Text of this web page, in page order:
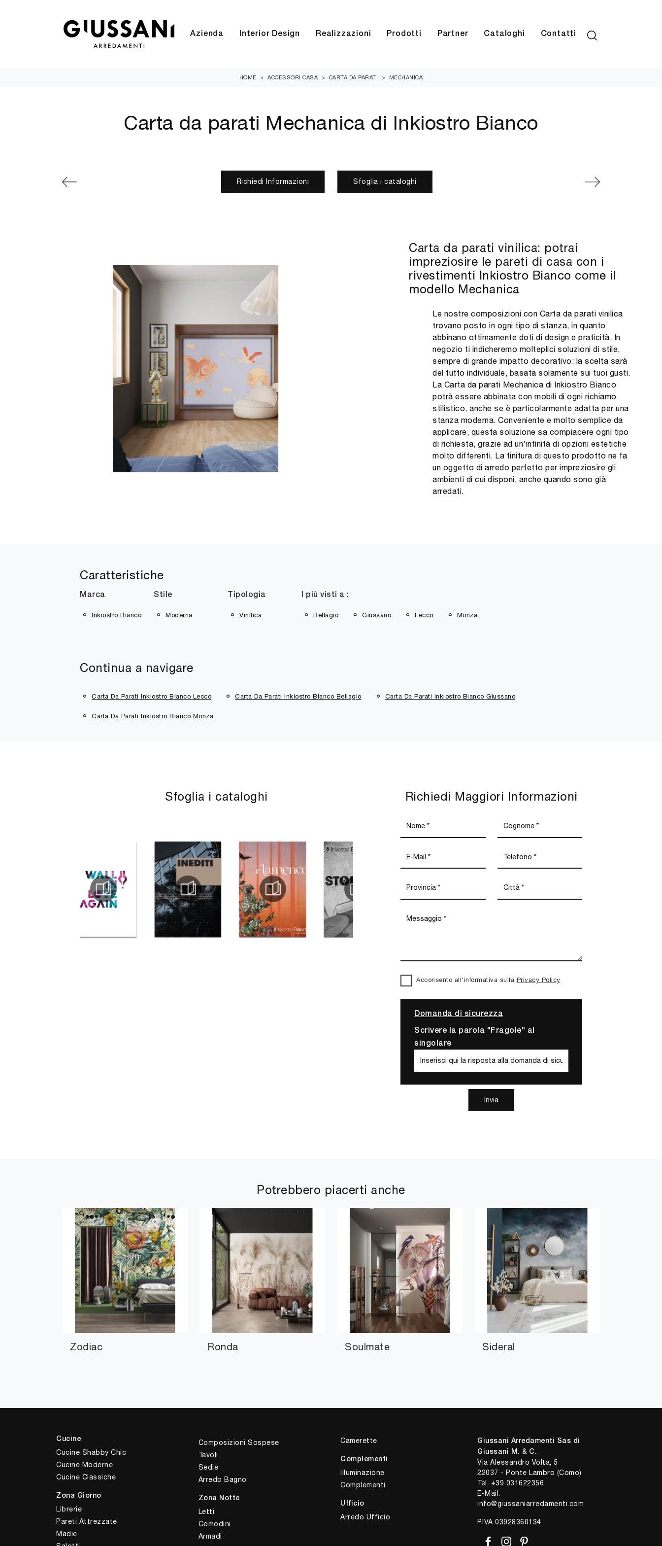
Azienda Interior Design Realizzazioni Prodotti Partner Cataloghi Contatti
HOME > ACCESSORI CASA > CARTA DA PARATI > MECHANICA
Carta da parati Mechanica di Inkiostro Bianco
Richiedi Informazioni Sfoglia i cataloghi
Carta da parati vinilica: potrai
impreziosire le pareti di casa con i
rivestimenti Inkiostro Bianco come il
modello Mechanica
Le nostre composizioni con Carta da parati vinilica
trovano posto in ogni tipo di stanza, in quanto
abbinano ottimamente doti di design e praticità. In
negozio ti indicheremo molteplici soluzioni di stile,
sempre di grande impatto decorativo: la scelta sarà
del tutto individuale, basata solamente sui tuoi gusti.
La Carta da parati Mechanica di Inkiostro Bianco
potrà essere abbinata con mobili di ogni richiamo
stilistico, anche se è particolarmente adatta per una
stanza moderna. Conveniente e molto semplice da
applicare, questa soluzione sa compiacere ogni tipo
di richiesta, grazie ad un'infinità di opzioni estetiche
molto differenti. La finitura di questo prodotto ne fa
un oggetto di arredo perfetto per impreziosire gli
ambienti di cui disponi, anche quando sono già
arredati.
Caratteristiche
Marca
Inkiostro Bianco
Stile
Moderna
Tipologia
Vinilica
I più visti a :
Bellagio Giussano Lecco Monza
Continua a navigare
Carta Da Parati Inkiostro Bianco Lecco Carta Da Parati Inkiostro Bianco Bellagio Carta Da Parati Inkiostro Bianco Giussano
Carta Da Parati Inkiostro Bianco Monza
Sfoglia i cataloghi Richiedi Maggiori Informazioni
Acconsento all'informativa sulla Privacy Policy
Domanda di sicurezza
Scrivere la parola "Fragole" al
singolare
Invia
Potrebbero piacerti anche
Zodiac Ronda Soulmate Sideral
Cucine
Cucine Shabby Chic
Cucine Moderne
Cucine Classiche
Zona Giorno
Librerie
Pareti Attrezzate
Madie
Composizioni Sospese
Tavoli
Sedie
Arredo Bagno
Zona Notte
Letti
Comodini
Armadi
Camerette
Complementi
Illuminazione
Complementi
Ufficio
Arredo Ufficio
Giussani Arredamenti Sas di
Giussani M. & C.
Via Alessandro Volta, 5
22037 - Ponte Lambro (Como)
Tel. +39 031622356
E-Mail.
info@giussaniarredamenti.com
P.IVA 03928360134